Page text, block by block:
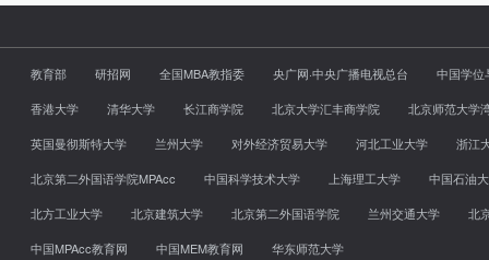
教育部 研招网 全国MBA教指委 央广网·中央广播电视总台
中国学位
香港大学
清华大学 长江商学院 北京大学汇丰商学院
北京师范大学
英国曼彻斯特大学
兰州大学 对外经济贸易大学 河北工业大学
浙江
北京第二外国语学院MPAcc
中国科学技术大学 上海理工大学
中国石油
北方工业大学
北京建筑大学 北京第二外国语学院 兰州交通大学
北
中国MPAcc教育网
中国MEM教育网 华东师范大学